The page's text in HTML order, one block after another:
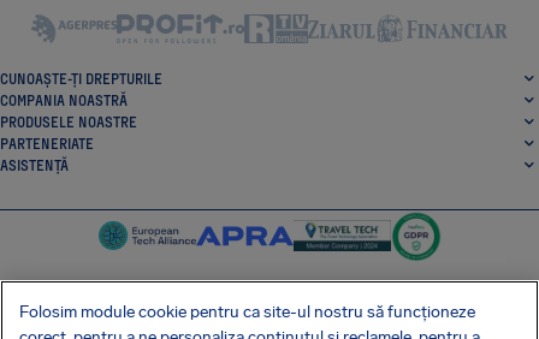
CUNOAȘTE-ȚI DREPTURILE
COMPANIA NOASTRĂ
PRODUSELE NOASTRE
PARTENERIATE
ASISTENȚĂ
Folosim module cookie pentru ca site-ul nostru să funcționeze